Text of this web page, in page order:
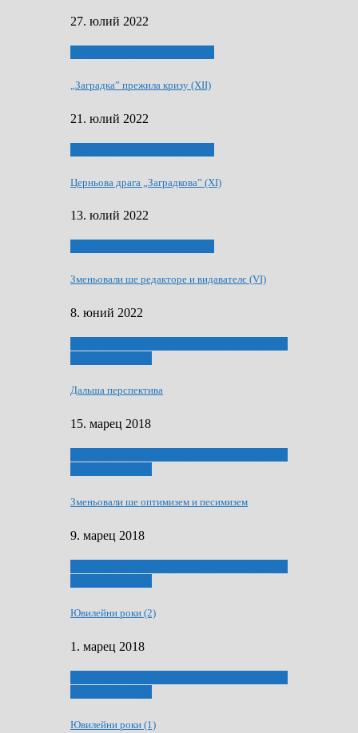
27. юлий 2022
„Заградка” прежила кризу (XII)
21. юлий 2022
Церньова драга „Заградкова” (XI)
13. юлий 2022
Зменьовали ше редакторе и видавателє (VI)
8. юний 2022
Дальша перспектива
15. марец 2018
Зменьовали ше оптимизем и песимизем
9. марец 2018
Ювилейни роки (2)
1. марец 2018
Ювилейни роки (1)